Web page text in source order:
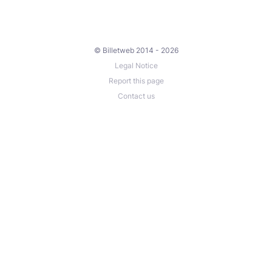
© Billetweb 2014 - 2026
Legal Notice
Report this page
Contact us